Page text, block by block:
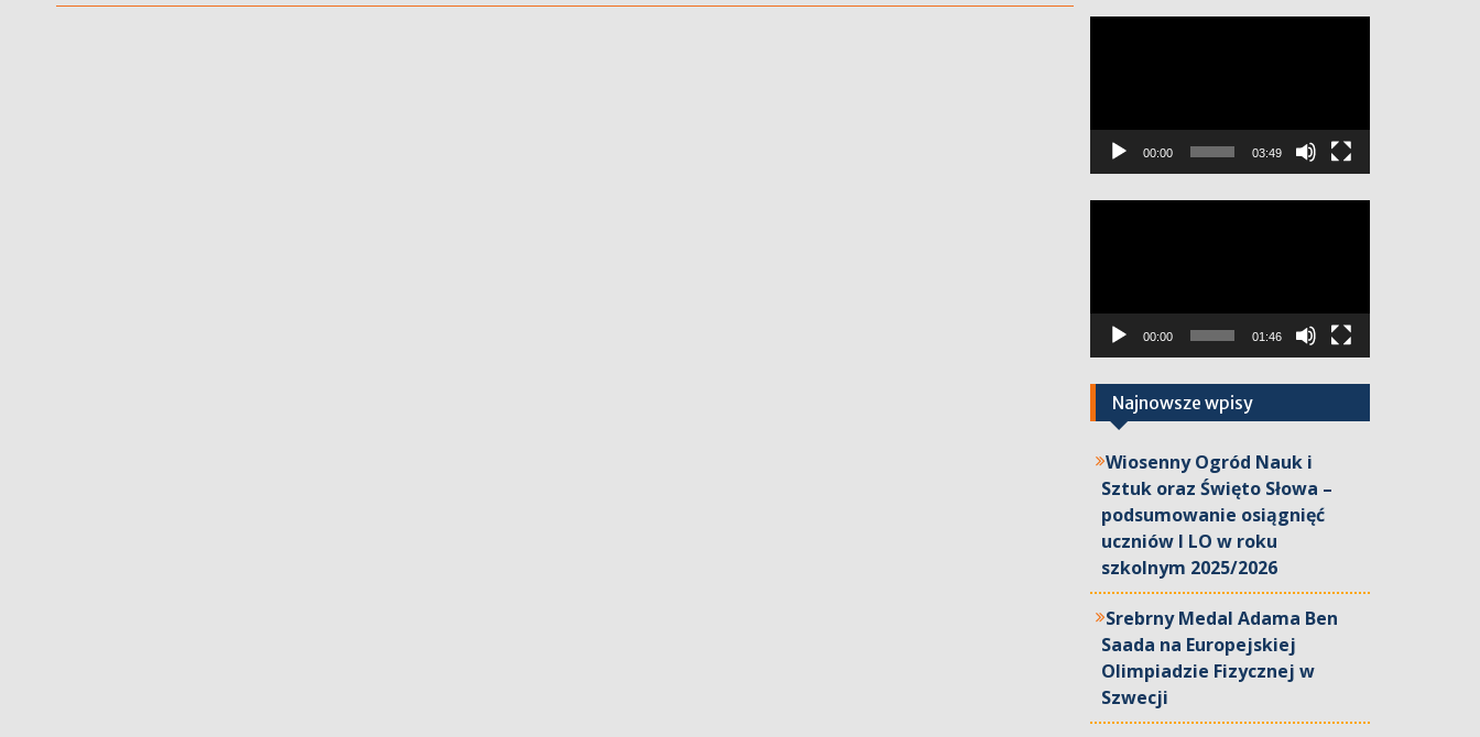
00:00 03:49
00:00 01:46
Najnowsze wpisy
Wiosenny Ogród Nauk i
Sztuk oraz Święto Słowa –
podsumowanie osiągnięć
uczniów I LO w roku
szkolnym 2025/2026
Srebrny Medal Adama Ben
Saada na Europejskiej
Olimpiadzie Fizycznej w
Szwecji